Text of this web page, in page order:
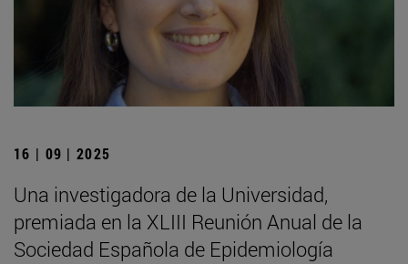
16 | 09 | 2025
Una investigadora de la Universidad,
premiada en la XLIII Reunión Anual de la
Sociedad Española de Epidemiología